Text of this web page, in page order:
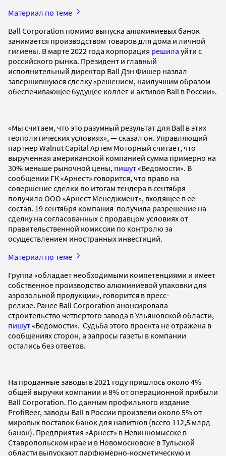
Материал по теме
Ball Corporation помимо выпуска алюминиевых банок
занимается производством товаров для дома и личной
гигиены. В марте 2022 года корпорация решила уйти с
российского рынка. Президент и главный
исполнительный директор Ball Дэн Фишер назвал
завершившуюся сделку «решением, наилучшим образом
обеспечивающее будущее коллег и активов Ball в России».
«Мы считаем, что это разумный результат для Ball в этих
геополитических условиях», — сказал он. Управляющий
партнер Walnut Capital Артем Моторный считает, что
вырученная американской компанией сумма примерно на
30% меньше рыночной цены, пишут«Ведомости». В
сообщении ГК «Арнест» говорится, что право на
совершение сделки по итогам тендера в сентября
получило ООО «Арнест Менеджмент», входящее в ее
состав. 19 сентября компания получила разрешение на
сделку на согласованных с продавцом условиях от
правительственной комиссии по контролю за
осуществлением иностранных инвестиций.
Материал по теме
Группа «обладает необходимыми компетенциями и имеет
собственное производство алюминиевой упаковки для
аэрозольной продукции», говорится в пресс-
релизе. Ранее Ball Corporation анонсировала
строительство четвертого завода в Ульяновской области,
пишут«Ведомости». Судьба этого проекта не отражена в
сообщениях сторон, а запросы газеты в компании
остались без ответов.
На проданные заводы в 2021 году пришлось около 4%
общей выручки компании и 8% от операционной прибыли
Ball Corporation. По данным профильного издание
ProfiBeer, заводы Ball в России произвели около 5% от
мировых поставок банок для напитков (всего 112,5 млрд
банок). Предприятия «Арнест» в Невинномысске в
Ставропольском крае и в Новомосковске в Тульской
области выпускают парфюмерно-косметическую и